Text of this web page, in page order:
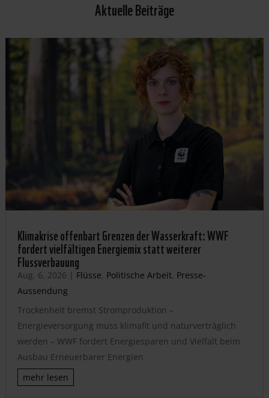
Aktuelle Beiträge
Klimakrise offenbart Grenzen der Wasserkraft: WWF
fordert vielfältigen Energiemix statt weiterer
Flussverbauung
Aug. 6, 2026 | Flüsse, Politische Arbeit, Presse-
Aussendung
Trockenheit bremst Stromproduktion –
Energieversorgung muss klimafit und naturverträglich
werden – WWF fordert Energiesparen und Vielfalt beim
Ausbau Erneuerbarer Energien
mehr lesen